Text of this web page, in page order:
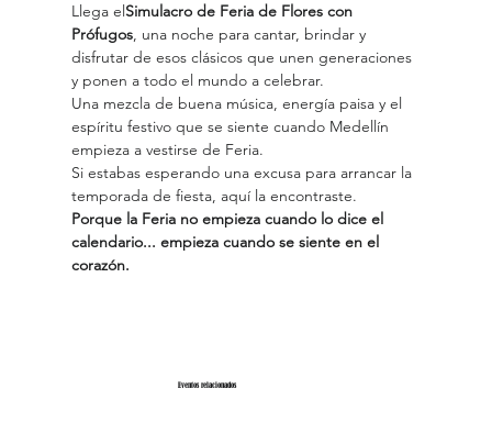
Eventos relacionados
Llega el Simulacro de Feria de Flores con
Prófugos, una noche para cantar, brindar y
disfrutar de esos clásicos que unen generaciones
y ponen a todo el mundo a celebrar.
Una mezcla de buena música, energía paisa y el
espíritu festivo que se siente cuando Medellín
empieza a vestirse de Feria.
Si estabas esperando una excusa para arrancar la
temporada de fiesta, aquí la encontraste.
Porque la Feria no empieza cuando lo dice el
calendario... empieza cuando se siente en el
corazón.